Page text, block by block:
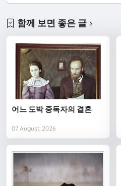
함께 보면 좋은 글
어느 도박 중독자의 결혼
07 August, 2026